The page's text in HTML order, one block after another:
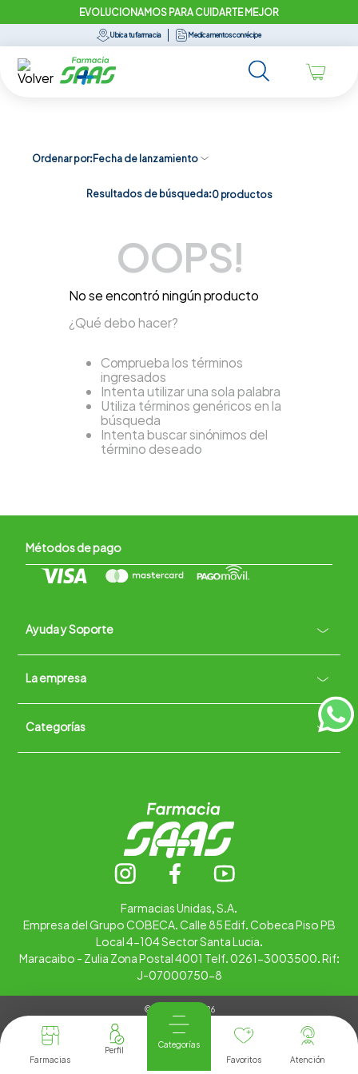
EVOLUCIONAMOS PARA CUIDARTE MEJOR
Ubica tu farmacia Medicamentos con récipe
Farmacias
Categorías
Favoritos
Atención
Ordenar por Fecha de lanzamiento
Resultados de búsqueda:0 productos
OOPS!
No se encontró ningún producto
¿Qué debo hacer?
Comprueba los términos
ingresados
Intenta utilizar una sola palabra
Utiliza términos genéricos en la
búsqueda
Intenta buscar sinónimos del
término deseado
Métodos de pago
Ayuda y Soporte +
Contacto vía WhatsApp
Términos y condiciones
La empresa +
Quiénes somos
Trabaja con nosotros
Categorías +
Farmacias Unidas, S.A.
Empresa del Grupo COBECA. Calle 85 Edif. Cobeca Piso PB
Local 4-104 Sector Santa Lucia.
Maracaibo - Zulia Zona Postal 4001 Telf. 0261-3003500. Rif:
J-07000750-8
© Copyright 2026
Tienda Virtual desarrollada por
Tecnología